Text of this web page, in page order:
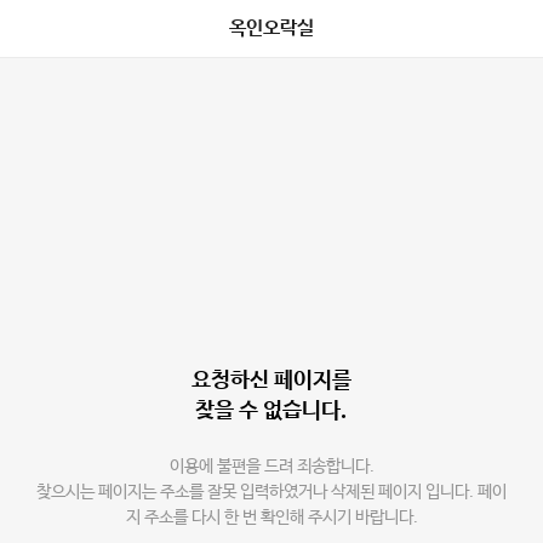
옥인오락실
요청하신 페이지를
찾을 수 없습니다.
이용에 불편을 드려 죄송합니다.
찾으시는 페이지는 주소를 잘못 입력하였거나 삭제된 페이지 입니다. 페이
지 주소를 다시 한 번 확인해 주시기 바랍니다.